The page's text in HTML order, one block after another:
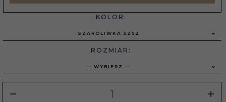
KOLOR:
SZAROLIWKA 5252
ROZMIAR:
-- WYBIERZ --